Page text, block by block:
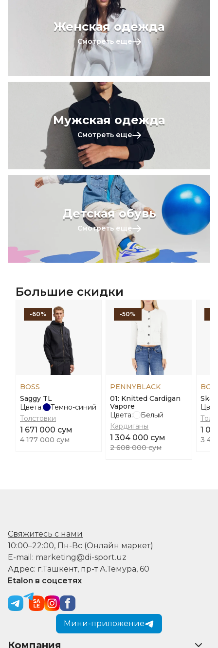
Женская одежда
Смотреть еще
Мужская одежда
Смотреть еще
Детская обувь
Смотреть еще
Большие скидки
-60%
BOSS
Saggy TL
Цвета:
Темно-синий
Толстовки
1 671 000 сум
4 177 000 сум
-50%
PENNYBLACK
01: Knitted Cardigan
Vapore
Цвета:
Белый
Кардиганы
1 304 000 сум
2 608 000 сум
1
3
Свяжитесь с нами
10:00–22:00, Пн-Вс (Онлайн маркет)
E-mail: marketing@di-sport.uz
Адрес: г.Ташкент, пр-т А.Темура, 60
Etalon в соцсетях
Мини-приложение
Компания